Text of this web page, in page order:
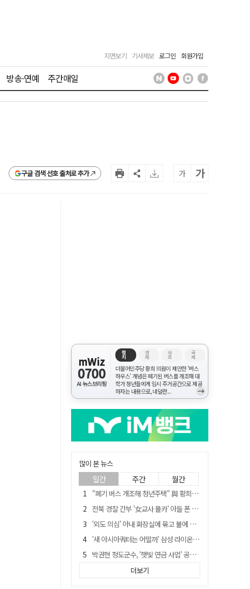
지면보기 기사제보 로그인 회원가입
방송·연예 주간매일
구글 검색 선호 출처로 추가 가 가
mWiz
0700
AI 뉴스브리핑
정
치
경
제
사
회
국
제
더불어민주당 황희 의원이 제안한 '버스
하우스' 개념은 폐기된 버스를 개조해 대
학가 청년들에게 임시 주거공간으로 제공
하자는 내용으로, 네덜란...
→
많이 본 뉴스
일간 주간 월간
"폐기 버스 개조해 청년주택" 與 황희…'딸 학비는 年 4200만원'
전북 경찰 간부 '女교사 몰카' 아들 폰 부수고…"처벌 못하는 사안" 내부망에 글
'외도 의심' 아내 화장실에 묶고 불에 달군 공구로 고문…남편 검거
'새 아시아쿼터는 어떨까' 삼성 라이온즈, 새 얼굴 투수 미야모리 영입
박권현 청도군수, '햇빛 연금 사업' 공약 시동걸어
홍준표, 한동훈 맹폭…"조선제일껌, 권력에 살고 권력에 죽었다"
더보기